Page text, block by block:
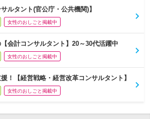
ルタント(官公庁・公共機関)】
女性のおしごと掲載中
会計コンサルタント】20～30代活躍中
女性のおしごと掲載中
！【経営戦略・経営改革コンサルタント】
女性のおしごと掲載中